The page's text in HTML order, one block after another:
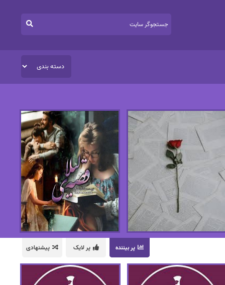
پر بیننده پر لایک پیشنهادی